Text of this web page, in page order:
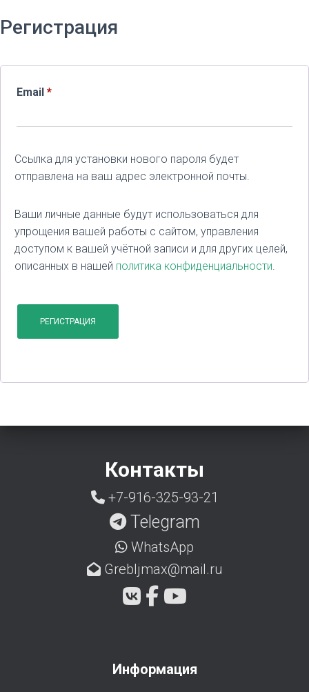
Регистрация
Email *Обязательно
Ссылка для установки нового пароля будет
отправлена ​​на ваш адрес электронной почты.
Ваши личные данные будут использоваться для
упрощения вашей работы с сайтом, управления
доступом к вашей учётной записи и для других целей,
описанных в нашей политика конфиденциальности.
РЕГИСТРАЦИЯ
Контакты
+7-916-325-93-21
Telegram
WhatsApp
Grebljmax@mail.ru
Информация